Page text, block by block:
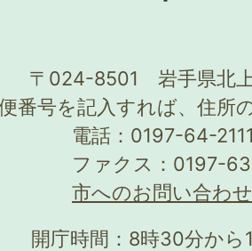
〒024-8501 岩手県北
便番号を記入すれば、住所
電話：0197-64-
ファクス：0197-
市へのお問い合わ
開庁時間：8時30分か